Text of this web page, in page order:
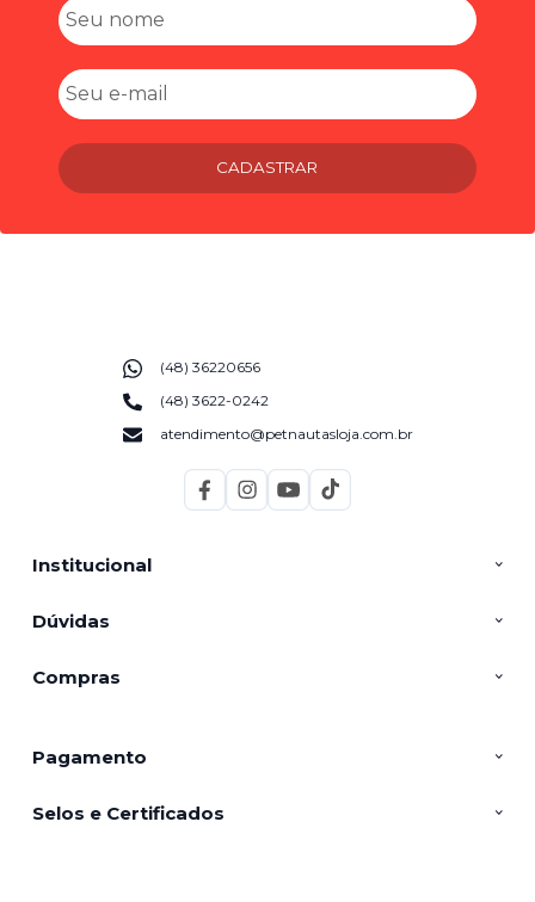
CADASTRAR
Institucional
Dúvidas
Compras
(48) 36220656
(48) 3622-0242
atendimento@petnautasloja.com.br
Pagamento
Selos e Certificados